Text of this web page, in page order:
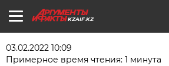
KZAIF.KZ
03.02.2022 10:09
Примерное время чтения: 1 минута